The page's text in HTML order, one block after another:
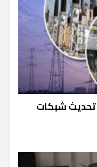
تحديث شبكات